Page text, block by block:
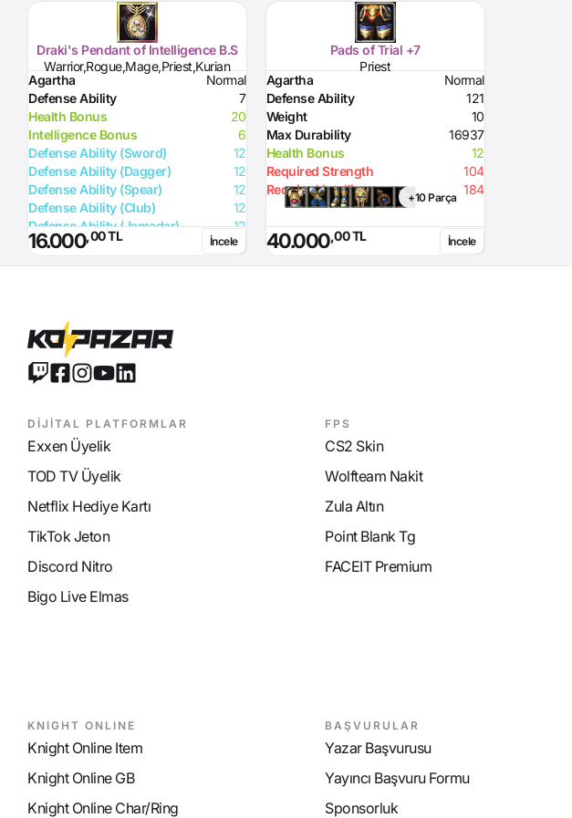
Draki's Pendant of Intelligence B.S
Warrior,Rogue,Mage,Priest,Kurian
Agartha
Normal
Defense Ability
7
Health Bonus
20
Intelligence Bonus
6
Defense Ability (Sword)
12
Defense Ability (Dagger)
12
Defense Ability (Spear)
12
Defense Ability (Club)
12
Defense Ability (Jamadar)
12
Defense Ability (Arrow)
12
16.000,00 TL İncele
Pads of Trial +7
Priest
Agartha
Normal
Defense Ability
121
Weight
10
Max Durability
16937
Health Bonus
12
Required Strength
104
Required Intelligence
184
+10 Parça
40.000,00 TL İncele
DİJİTAL PLATFORMLAR
Exxen Üyelik
TOD TV Üyelik
Netflix Hediye Kartı
TikTok Jeton
Discord Nitro
Bigo Live Elmas
FPS
CS2 Skin
Wolfteam Nakit
Zula Altın
Point Blank Tg
FACEIT Premium
KNIGHT ONLINE
Knight Online Item
Knight Online GB
Knight Online Char/Ring
BAŞVURULAR
Yazar Başvurusu
Yayıncı Başvuru Formu
Sponsorluk